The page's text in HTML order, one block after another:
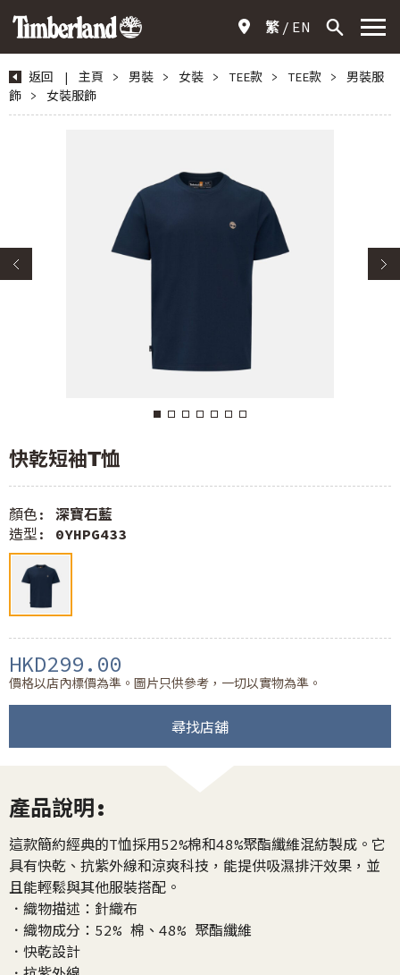
繁 EN
返回 | 主頁 > 男裝 > 女裝 > TEE款 > TEE款 >
男裝服
飾
> 女裝服飾
快乾短袖T恤
顏色: 深寶石藍
造型: 0YHPG433
HKD299.00
價格以店內標價為準。圖片只供參考，一切以實物為準。
尋找店舖
產品說明:
這款簡約經典的T恤採用52%棉和48%聚酯纖維混紡製成。它
具有快乾、抗紫外線和涼爽科技，能提供吸濕排汗效果，並
且能輕鬆與其他服裝搭配。
．織物描述：針織布
．織物成分：52% 棉、48% 聚酯纖維
．快乾設計